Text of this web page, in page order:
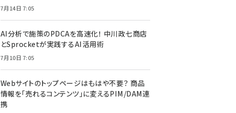
7月14日 7:05
AI分析で施策のPDCAを高速化！ 中川政七商店
とSprocketが実践するAI活用術
7月10日 7:05
Webサイトのトップページはもはや不要？ 商品
情報を「売れるコンテンツ」に変えるPIM/DAM連
携